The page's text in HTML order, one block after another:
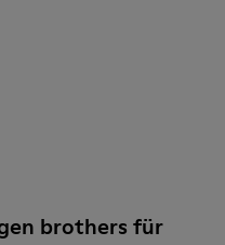
brothers für